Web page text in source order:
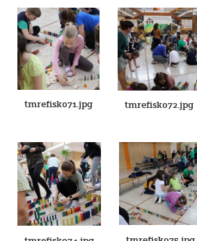
tmrefisk071.jpg tmrefisk072.jpg